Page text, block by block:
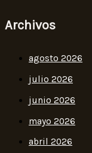
Archivos
agosto 2026
julio 2026
junio 2026
mayo 2026
abril 2026